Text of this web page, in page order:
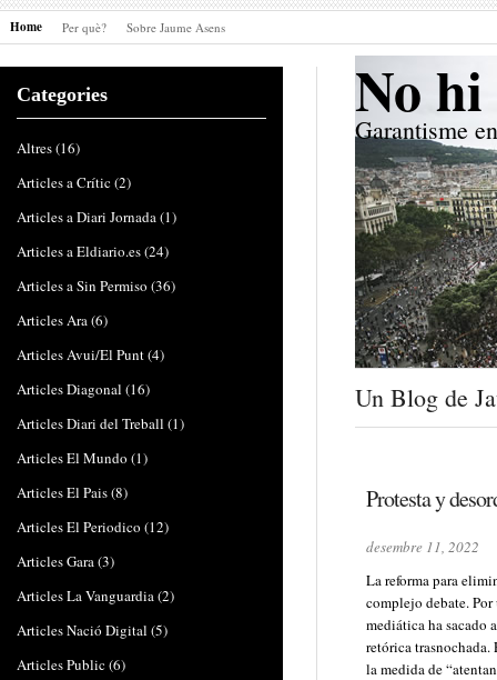
Home Per què? Sobre Jaume Asens
No
Garantisme
Un Blog de
Protesta y
desembre 11, 2022
La reforma para
complejo debate.
mediática ha sacado
retórica trasnochada.
la medida de
Categories
Altres(16)
Articles a Crític(2)
Articles a Diari Jornada(1)
Articles a Eldiario.es(24)
Articles a Sin Permiso (36)
Articles Ara(6)
Articles Avui/El Punt(4)
Articles Diagonal (16)
Articles Diari del Treball (1)
Articles El Mundo (1)
Articles El Pais(8)
Articles El Periodico (12)
Articles Gara(3)
Articles La Vanguardia(2)
Articles Nació Digital (5)
Articles Public(6)